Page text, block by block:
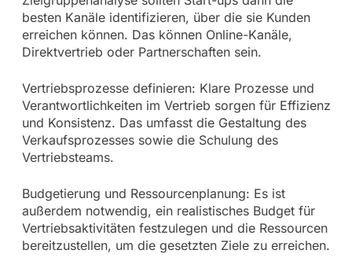
besten Kanäle identifizieren, über die sie Kunden
erreichen können. Das können Online-Kanäle,
Direktvertrieb oder Partnerschaften sein.
Vertriebsprozesse definieren: Klare Prozesse und
Verantwortlichkeiten im Vertrieb sorgen für Effizienz
und Konsistenz. Das umfasst die Gestaltung des
Verkaufsprozesses sowie die Schulung des
Vertriebsteams.
Budgetierung und Ressourcenplanung: Es ist
außerdem notwendig, ein realistisches Budget für
Vertriebsaktivitäten festzulegen und die Ressourcen
bereitzustellen, um die gesetzten Ziele zu erreichen.